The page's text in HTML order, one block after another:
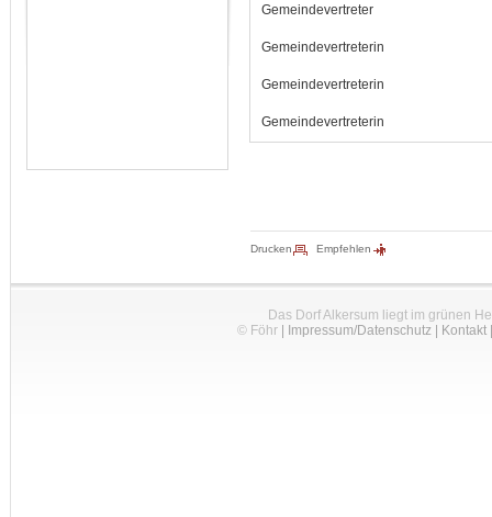
Gemeindevertreter
Gemeindevertreterin
Gemeindevertreterin
Gemeindevertreterin
Drucken Empfehlen
Das Dorf Alkersum liegt im grünen
© Föhr| Impressum/Datenschutz| Kontakt